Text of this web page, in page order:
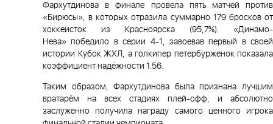
Фархутдинова в финале провела пять матчей против
«Бирюсы», в которых отразила суммарно 179 бросков от
хоккеисток из Красноярска (95,7%). «Динамо-
Нева» победило в серии 4-1, завоевав первый в своей
истории Кубок ЖХЛ, а голкипер петербурженок показала
коэффициент надёжности 1.56.
Таким образом, Фархутдинова была признана лучшим
вратарём на всех стадиях плей-офф, и абсолютно
заслуженно получила награду самого ценного игрока